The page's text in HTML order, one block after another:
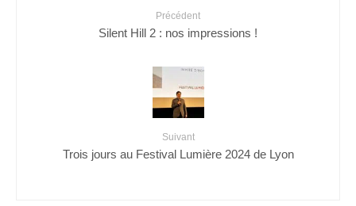
Précédent
Silent Hill 2 : nos impressions !
Suivant
Trois jours au Festival Lumière 2024 de Lyon